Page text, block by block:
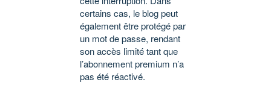
certains cas, le blog peut
également être protégé par
un mot de passe, rendant
son accès limité tant que
l’abonnement premium n’a
pas été réactivé.